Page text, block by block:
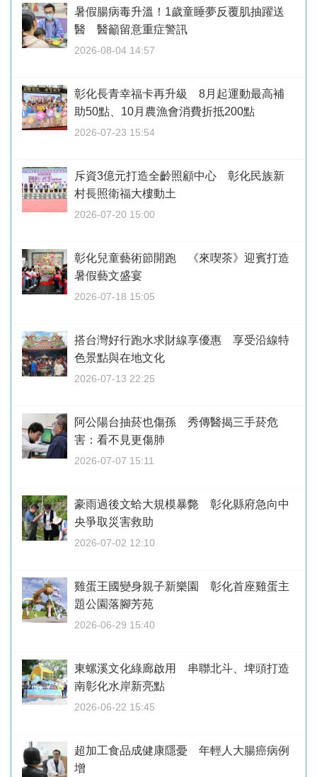
暑假腸病毒升溫！1歲童睡夢反覆肌抽躍送
醫 醫籲留意重症警訊
2026-08-04 14:57
彰化長青幸福卡再升級 8月起運動最高補
助50點、10月農漁會消費折抵200點
2026-07-23 15:54
斥資3億元打造全齡照顧中心 彰化民族新
村長照衛福大樓動土
2026-07-20 15:00
彰化兒童藝術節開跑 《來喫茶》迎賓打造
暑假藝文盛宴
2026-07-18 15:05
搭台灣好行跑水求財線享優惠 享受沿線特
色景點與在地文化
2026-07-13 22:25
阿公陽台抽菸也傷孫 秀傳醫揭三手菸危
害：看不見更傷肺
2026-07-07 15:11
豪雨過後文蛤大規模暴斃 彰化縣府急向中
央爭取災害救助
2026-07-02 12:10
雞蛋王國變身親子新樂園 彰化首座雞蛋主
題公園落腳芳苑
2026-06-29 15:40
東螺溪文化綠廊啟用 串聯北斗、埤頭打造
南彰化水岸新亮點
2026-06-22 15:45
超加工食品成健康隱憂 年輕人大腸癌病例
增